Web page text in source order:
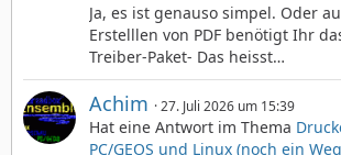
Ja, es ist genauso simpel. Oder
Erstelllen von PDF benötigt Ihr
Treiber-Paket- Das heisst…
Achim 27. Juli 2026 um 15:39
Hat eine Antwort im Thema
PC/GEOS und Linux (noch ein